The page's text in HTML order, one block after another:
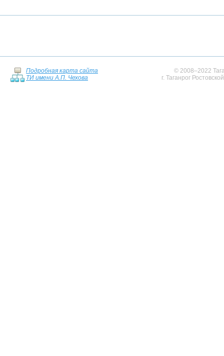
Подробная карта сайта
ТИ имени А.П. Чехова
© 2008–2022
г. Таганрог